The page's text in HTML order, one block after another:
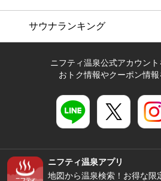
サウナランキング
ニフティ温泉公式アカウン
おトク情報やクーポン情報
ニフティ温泉アプリ
地図から温泉検索！お得な限